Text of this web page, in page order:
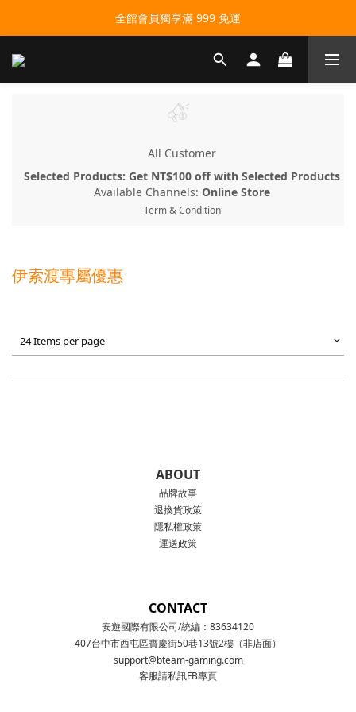
全館會員獨享滿 999 免運
All Customer
Selected Products: Get NT$100 off with Selected Products
Available Channels: Online Store
Term & Condition
伊索渡專屬優惠
24 Items per page
ABOUT
品牌故事
退換貨政策
隱私權政策
運送政策
CONTACT
安遊國際有限公司/統編：83634120
407台中市西屯區寶慶街50巷13號2樓（非店面）
support@bteam-gaming.com
客服請私訊FB專頁